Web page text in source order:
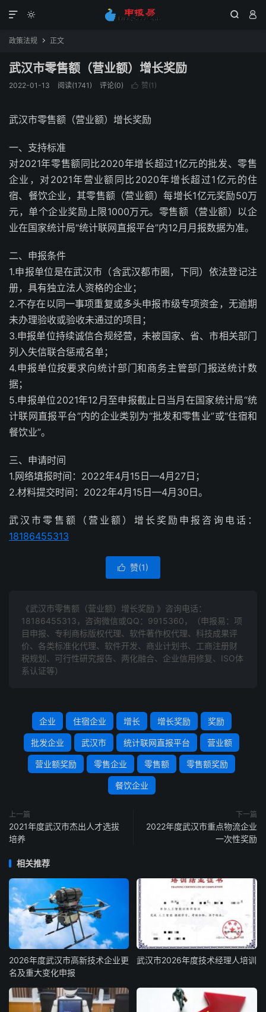
  

政策法规  正文
武汉市零售额（营业额）增长奖励
2022-01-13 阅读(1741) 评论(0)  赞(1 )
武汉市零售额（营业额）增长奖励
一、支持标准
对2021年零售额同比2020年增长超过1亿元的批发、零售
企业，对2021年营业额同比2020年增长超过1亿元的住
宿、餐饮企业，其零售额（营业额）每增长1亿元奖励50万
元，单个企业奖励上限1000万元。零售额（营业额）以企
业在国家统计局“统计联网直报平台”内12月月报数据为准。
二、申报条件
1.申报单位是在武汉市（含武汉都市圈，下同）依法登记注
册，具有独立法人资格的企业；
2.不存在以同一事项重复或多头申报市级专项资金，无逾期
未办理验收或验收未通过的项目；
3.申报单位持续诚信合规经营，未被国家、省、市相关部门
列入失信联合惩戒名单；
4.申报单位按要求向统计部门和商务主管部门报送统计数
据；
5.申报单位2021年12月至申报截止日当月在国家统计局“统
计联网直报平台”内的企业类别为“批发和零售业”或“住宿和
餐饮业”。
三、申请时间
1.网络填报时间：2022年4月15日—4月27日；
2.材料提交时间：2022年4月15日—4月30日。
武汉市零售额（营业额）增长奖励申报咨询电话：
18186455313
 赞(1)
《武汉市零售额（营业额）增长奖励 》咨询电话：
18186455313 ，咨询微信或QQ：9915360，（申报易：项
目申报、专利商标版权代理、软件著作权代理、科技成果评
价、各类标准化代理、软件开发、商业计划书、工商注册财
税规划、可行性研究报告、两化融合、企业信用修复、ISO体
系认证等）
企业 住宿企业 增长 增长奖励 奖励
批发企业 武汉市 统计联网直报平台 营业额
营业额奖励 零售企业 零售额 零售额奖励
餐饮企业
上一篇
2021年度武汉市杰出人才选拔
培养
下一篇
2022年度武汉市重点物流企业
一次性奖励
相关推荐
2026年度武汉市高新技术企业更
名及重大变化申报
武汉市2026年度技术经理人培训